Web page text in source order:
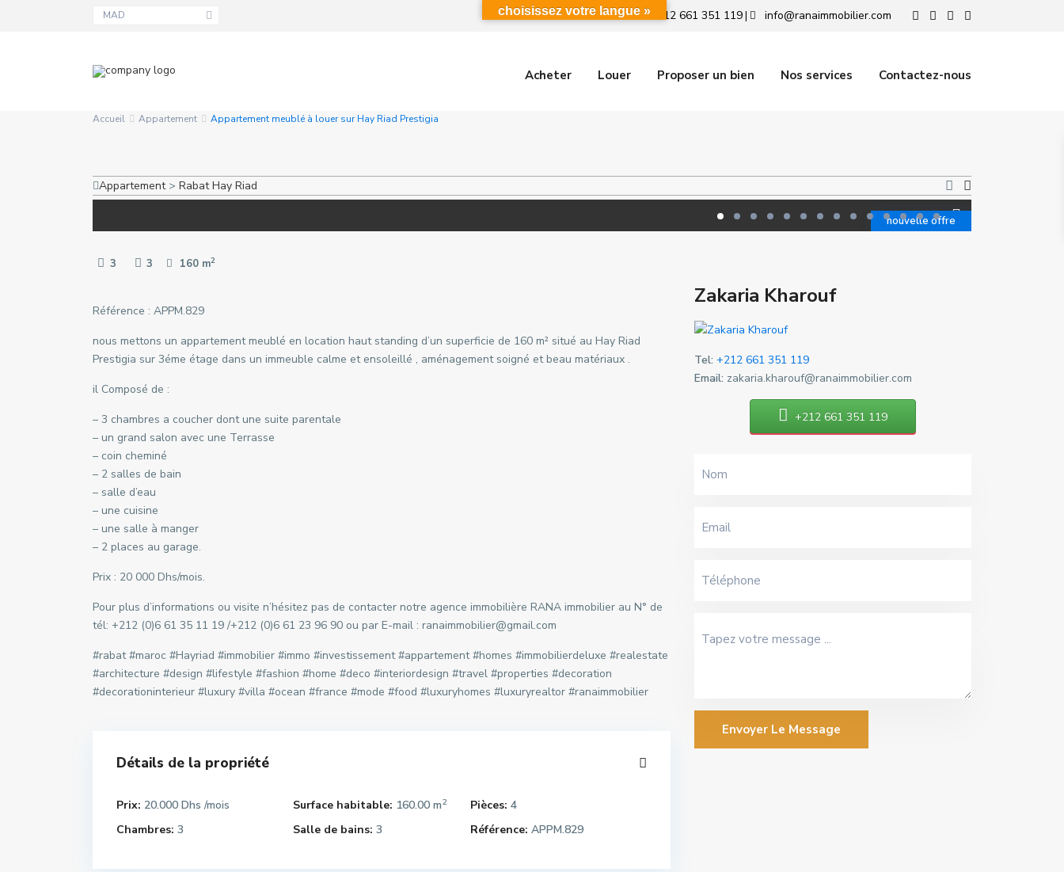
MAD +212 661 351 119| info@ranaimmobilier.com
Acheter Louer Proposer un bien Nos services Contactez-nous
Accueil Appartement Appartement meublé à louer sur Hay Riad Prestigia
Appartement> Rabat Hay Riad
nouvelle offre
3 3 160 m2
Référence : APPM.829
nous mettons un appartement meublé en location haut standing d’un superficie de 160 m² situé au Hay Riad
Prestigia sur 3éme étage dans un immeuble calme et ensoleillé , aménagement soigné et beau matériaux .
il Composé de :
– 3 chambres а coucher dont une suite parentale
– un grand salon avec une Terrasse
– coin cheminé
– 2 salles de bain
– salle d’eau
– une cuisine
– une salle à manger
– 2 places au garage.
Prix : 20 000 Dhs/mois.
Pour plus d’informations ou visite n’hésitez pas de contacter notre agence immobilière RANA immobilier au N° de
tél: +212 (0)6 61 35 11 19 /+212 (0)6 61 23 96 90 ou par E-mail : ranaimmobilier@gmail.com
#rabat #maroc #Hayriad #immobilier #immo #investissement #appartement #homes #immobilierdeluxe #realestate
#architecture #design #lifestyle #fashion #home #deco #interiordesign #travel #properties #decoration
#decorationinterieur #luxury #villa #ocean #france #mode #food #luxuryhomes #luxuryrealtor #ranaimmobilier
Détails de la propriété
Prix: 20.000 Dhs /mois Surface habitable: 160.00 m2 Pièces: 4
Chambres: 3 Salle de bains: 3 Référence: APPM.829
Zakaria Kharouf
Tel: +212 661 351 119
Email: zakaria.kharouf@ranaimmobilier.com
+212 661 351 119
Envoyer Le Message
choisissez votre langue »